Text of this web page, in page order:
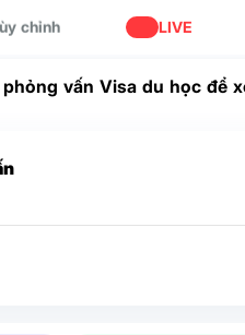
chỉnh LIVE
vấn Visa du học để